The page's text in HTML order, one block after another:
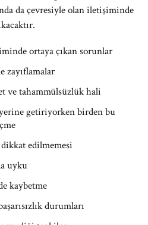
da çevresiyle olan iletişiminde
ortaya çıkan sorunlar
zayıflamalar
ve tahammülsüzlük hali
getiriyorken birden bu
edilmemesi
uyku
kaybetme
durumları